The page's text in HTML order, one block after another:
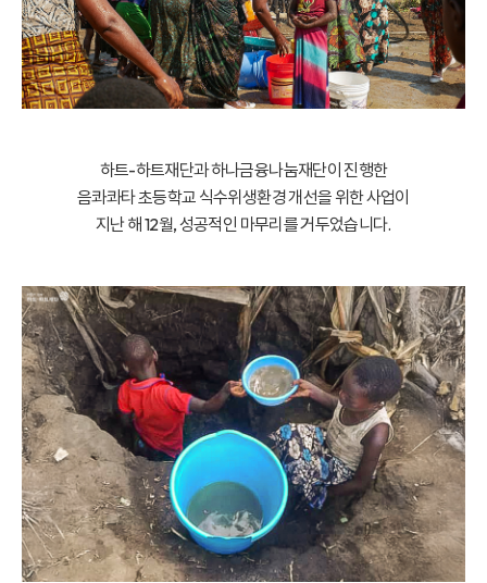
하트-하트재단과 하나금융나눔재단이 진행한
음콰콰타 초등학교 식수위생환경 개선을 위한 사업이
지난 해 12월, 성공적인 마무리를 거두었습니다.